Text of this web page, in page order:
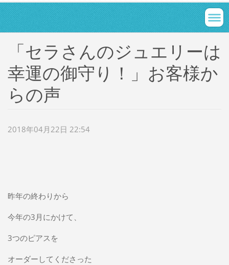
「セラさんのジュエリーは
幸運の御守り！」お客様か
らの声
2018年04月22日 22:54
昨年の終わりから
今年の3月にかけて、
3つのピアスを
オーダーしてくださった